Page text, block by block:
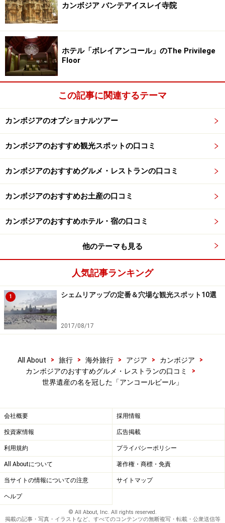
カンボジア バンテアイスレイ寺院
ホテル「ボレイアンコール」のThe Privilege
Floor
この記事に関連するテーマ
カンボジアのオプショナルツアー
カンボジアのおすすめ観光スポットの口コミ
カンボジアのおすすめグルメ・レストランの口コミ
カンボジアのおすすめお土産の口コミ
カンボジアのおすすめホテル・宿の口コミ
他のテーマも見る
人気記事ランキング
1 シェムリアップの定番＆穴場な観光スポット10選
2017/08/17
All About > 旅行 > 海外旅行 > アジア > カンボジア
>
カンボジアのおすすめグルメ・レストランの口コミ
>
世界遺産の名を冠した「アンコールビール」
会社概要 採用情報
投資家情報 広告掲載
利用規約 プライバシーポリシー
All Aboutについて 著作権・商標・免責
当サイトの情報についての注意 サイトマップ
ヘルプ
© All About, Inc. All rights reserved.
掲載の記事・写真・イラストなど、すべてのコンテンツの無断複写・転載・公衆送信等